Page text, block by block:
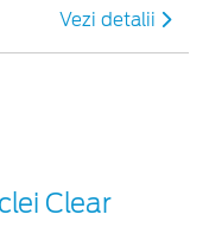
Vezi detalii
Clear